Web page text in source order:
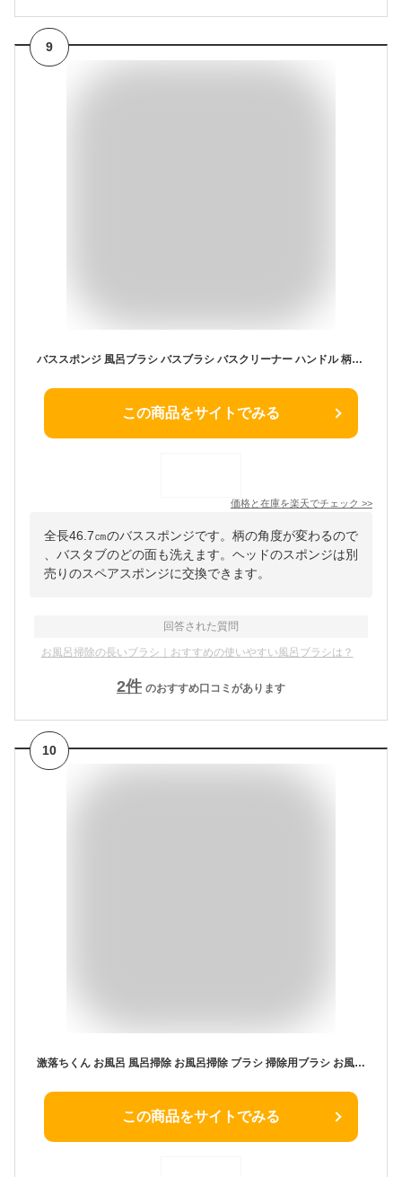
9
バススポンジ 風呂ブラシ バスブラシ バスクリーナー ハンドル 柄付きブラシ 浴槽 下 ブラシ 風呂壁 天井 ブラッシング フック 取り替え 持ち手 傷つけない かけられる 黒 ブラック おしゃれ 長い 柔らかい 浴室用 お風呂用具 お風呂掃除 リニューアル プチギフト 母の日
この商品をサイトでみる
価格と在庫を楽天でチェック >>
全長46.7㎝のバススポンジです。柄の角度が変わるので
、バスタブのどの面も洗えます。ヘッドのスポンジは別
売りのスペアスポンジに交換できます。
回答された質問
お風呂掃除の長いブラシ｜おすすめの使いやすい風呂ブラシは？
2件 のおすすめ口コミがあります
10
激落ちくん お風呂 風呂掃除 お風呂掃除 ブラシ 掃除用ブラシ お風呂ブラシ バスブラシ 掃除ブラシ ヘッドが曲がる 曲面 フィット バスクリーナー 浴槽 クリーナー 伸縮 ブラッシュ 激落ちくん 公式 レック ダイレクト lec
この商品をサイトでみる